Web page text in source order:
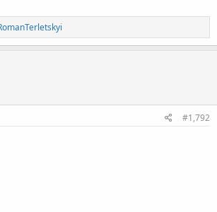
#1,792